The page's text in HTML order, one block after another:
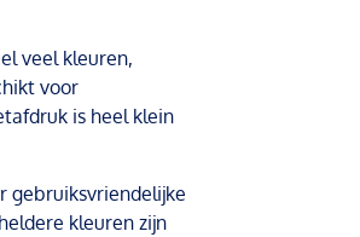
veel kleuren,
voor
is heel klein
gebruiksvriendelijke
kleuren zijn